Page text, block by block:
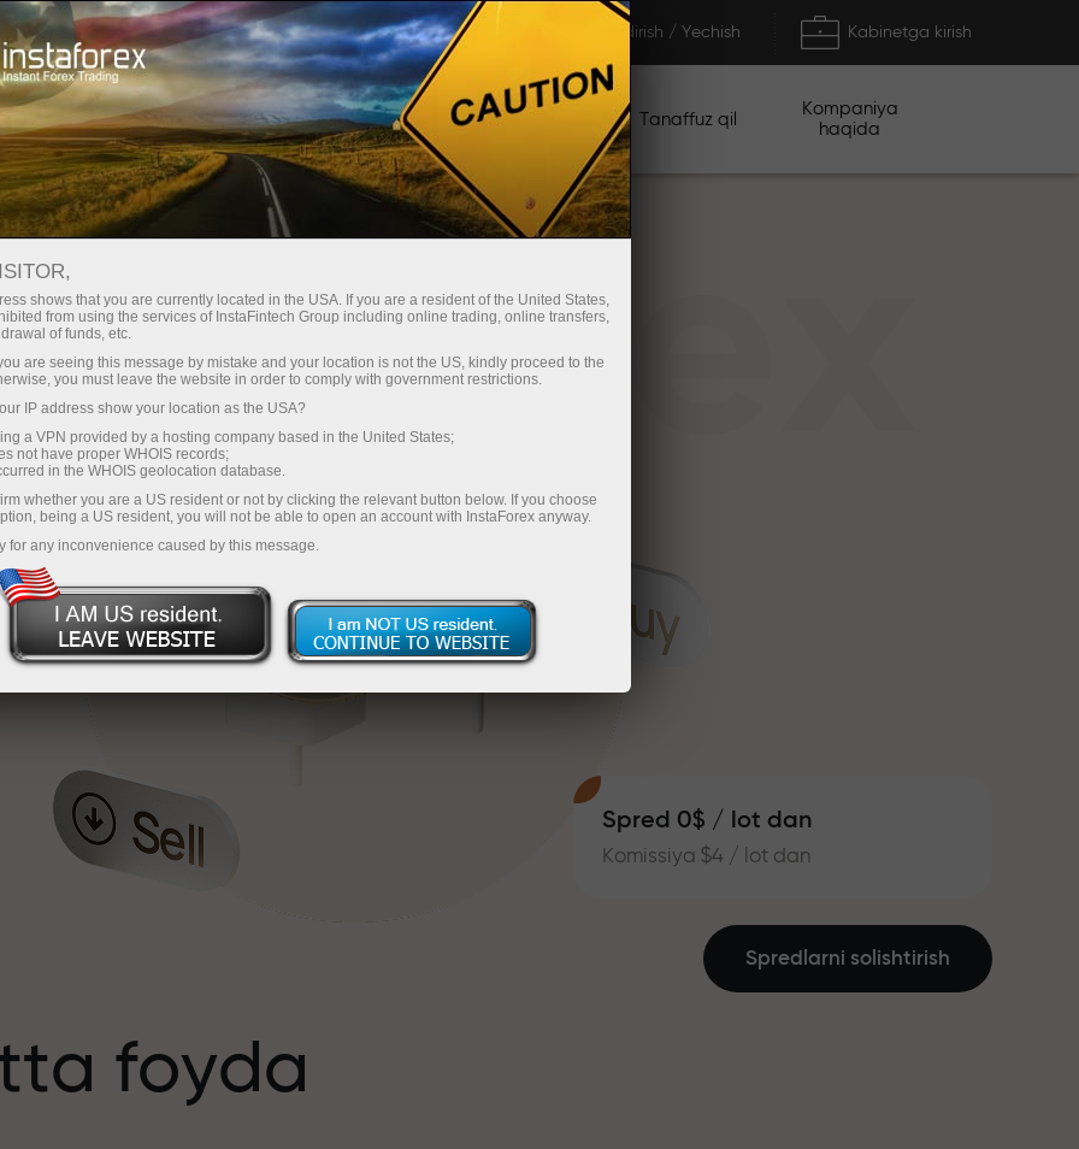
Hisob-varag'ini tez ochish Savdo platformasi To'ldirish / Yechish Kabinetga kirish
Endi ish
uchun
Investorlar uchun Hamkorlar uchun Promoaksiyalar Tanaffuz qil
Kompaniya
haqida
Spred 0$ / lot dan
Komissiya $4 / lot dan
foyda
Spredlarni solishtirish
shows that you are currently located in the USA. If you are a resident of the United States,
from using the services of InstaFintech Group including online trading, online transfers,
of funds, etc.
are seeing this message by mistake and your location is not the US, kindly proceed to the
you must leave the website in order to comply with government restrictions.
IP address show your location as the USA?
a VPN provided by a hosting company based in the United States;
not have proper WHOIS records;
in the WHOIS geolocation database.
whether you are a US resident or not by clicking the relevant button below. If you choose
being a US resident, you will not be able to open an account with InstaForex anyway.
for any inconvenience caused by this message.